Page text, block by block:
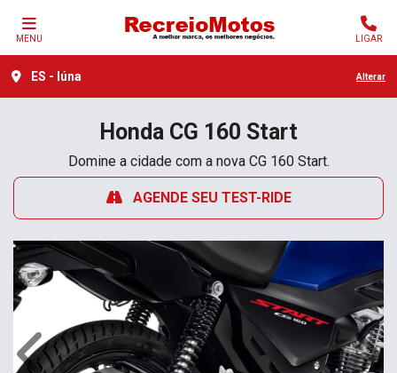
MENU LIGAR
ES - Iúna Alterar
Honda CG 160 Start
Domine a cidade com a nova CG 160 Start.
AGENDE SEU TEST-RIDE
Anterior